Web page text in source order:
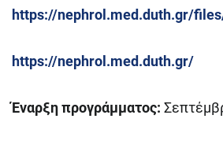
https://nephrol.med.duth.gr/
https://nephrol.med.duth.gr/
Έναρξη προγράμματος: